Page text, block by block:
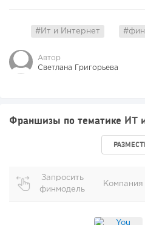
#Ит и Интернет
Автор
Светлана Григорьева
Франшизы по тематике ИТ
Запросить
финмодель
Компания